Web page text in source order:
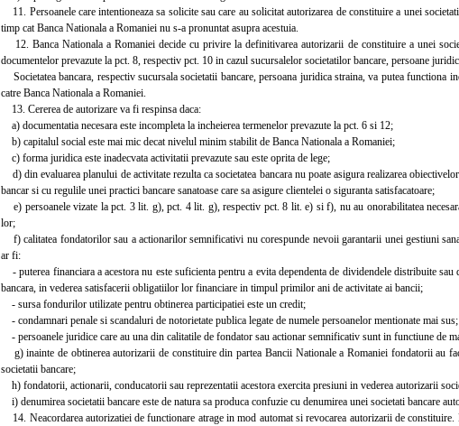
11. Persoanele care intentioneaza sa solicite sau care au solicitat autorizarea de constituire a unei
timp cat Banca Nationala a Romaniei nu s-a pronuntat asupra acestuia.
12. Banca Nationala a Romaniei decide cu privire la definitivarea autorizarii de constituire a unei
documentelor prevazute la pct. 8, respectiv pct. 10 in cazul sucursalelor societatilor bancare, persoane
Societatea bancara, respectiv sucursala societatii bancare, persoana juridica straina, va putea functiona
catre Banca Nationala a Romaniei.
13. Cererea de autorizare va fi respinsa daca:
a) documentatia necesara este incompleta la incheierea termenelor prevazute la pct. 6 si 12;
b) capitalul social este mai mic decat nivelul minim stabilit de Banca Nationala a Romaniei;
c) forma juridica este inadecvata activitatii prevazute sau este oprita de lege;
d) din evaluarea planului de activitate rezulta ca societatea bancara nu poate asigura realizarea
bancar si cu regulile unei practici bancare sanatoase care sa asigure clientelei o siguranta satisfacatoare;
e) persoanele vizate la pct. 3 lit. g), pct. 4 lit. g), respectiv pct. 8 lit. e) si f), nu au onorabilitatea
lor;
f) calitatea fondatorilor sau a actionarilor semnificativi nu corespunde nevoii garantarii unei gestiuni
ar fi:
- puterea financiara a acestora nu este suficienta pentru a evita dependenta de dividendele distribuite sau
bancara, in vederea satisfacerii obligatiilor lor financiare in timpul primilor ani de activitate ai bancii;
- sursa fondurilor utilizate pentru obtinerea participatiei este un credit;
- condamnari penale si scandaluri de notorietate publica legate de numele persoanelor mentionate mai sus;
- persoanele juridice care au una din calitatile de fondator sau actionar semnificativ sunt in functiune de
g) inainte de obtinerea autorizarii de constituire din partea Bancii Nationale a Romaniei fondatorii au
societatii bancare;
h) fondatorii, actionarii, conducatorii sau reprezentatii acestora exercita presiuni in vederea autorizarii
i) denumirea societatii bancare este de natura sa produca confuzie cu denumirea unei societati bancare
14. Neacordarea autorizatiei de functionare atrage in mod automat si revocarea autorizarii de